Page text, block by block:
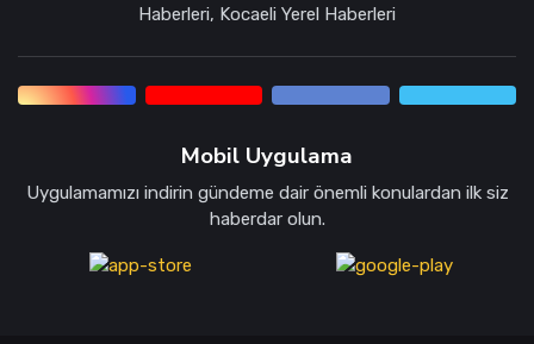
Haberleri, Kocaeli Yerel Haberleri
Mobil Uygulama
Uygulamamızı indirin gündeme dair önemli konulardan ilk siz
haberdar olun.